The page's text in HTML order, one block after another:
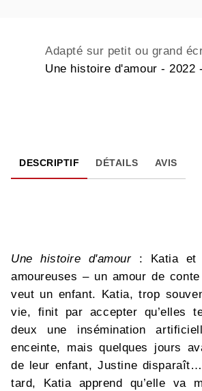
Adapté sur petit ou grand
Une histoire d'amour - 2022
DESCRIPTIF DÉTAILS AVIS
Une histoire d'amour: Katia et
amoureuses – un amour de
veut un enfant. Katia, trop
vie, finit par accepter qu’elles
deux une insémination
enceinte, mais quelques jours
de leur enfant, Justine
tard, Katia apprend qu’elle va